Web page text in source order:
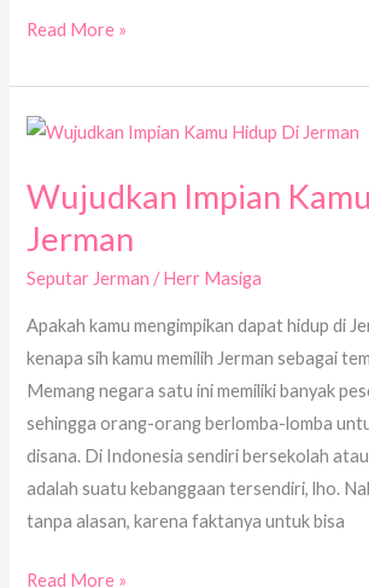
Read More »
Wujudkan Impian
Jerman
Seputar Jerman /Herr Masiga
Apakah kamu mengimpikan dapat hidup di
kenapa sih kamu memilih Jerman sebagai
Memang negara satu ini memiliki banyak
sehingga orang-orang berlomba-lomba
disana. Di Indonesia sendiri bersekolah
adalah suatu kebanggaan tersendiri, lho.
tanpa alasan, karena faktanya untuk bisa
Wujudkan
Kamu
Hidup
Jerman
Read More »